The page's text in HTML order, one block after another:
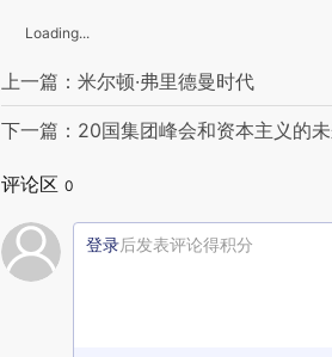
Loading...
上一篇：米尔顿·弗里德曼时代
下一篇：20国集团峰会和资本主义的
评论区 0
登录后发表评论得积分